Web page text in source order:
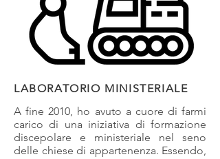
LABORATORIO MINISTERIALE
A fine 2010, ho avuto a cuore di farmi
carico di una iniziativa di formazione
discepolare e ministeriale nel seno
delle chiese di appartenenza. Essendo,